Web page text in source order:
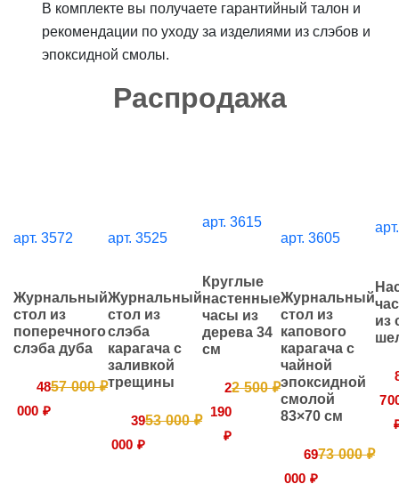
В комплекте вы получаете гарантийный талон и
рекомендации по уходу за изделиями из слэбов и
эпоксидной смолы.
Распродажа
арт. 3572
Журнальный
стол из
поперечного
слэба дуба
57 000 ₽
48
000 ₽
арт. 3525
Журнальный
стол из
слэба
карагача с
заливкой
трещины
53 000 ₽
39
000 ₽
арт. 3615
Круглые
настенные
часы из
дерева 34
см
2 500 ₽
2
190
₽
арт. 3605
Журнальный
стол из
капового
карагача с
чайной
эпоксидной
смолой
83×70 см
73 000 ₽
69
000 ₽
из